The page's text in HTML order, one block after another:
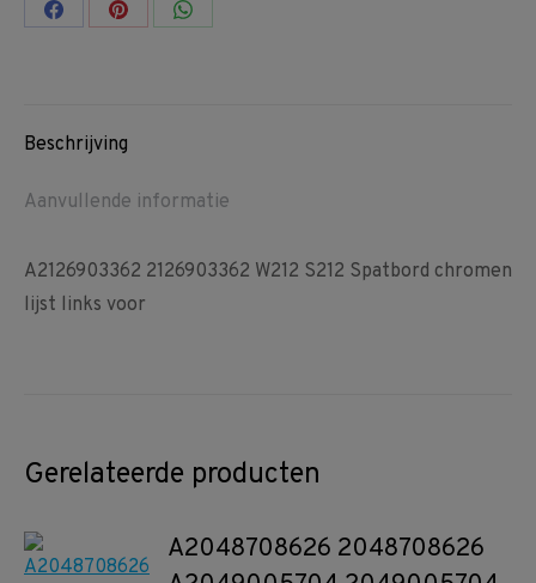
Share Share Share
Beschrijving
Aanvullende informatie
A2126903362 2126903362 W212 S212 Spatbord chromen
lijst links voor
Gerelateerde producten
A2048708626 2048708626